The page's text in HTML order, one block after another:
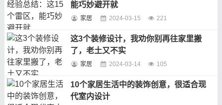
能巧妙避开就
家居 2024-03-15 221
这3个装修设计，我劝你别再往家里搬
了，老土又不实
家居 2024-03-14 105
10个家居生活中的装饰创意，很适合现
代室内设计